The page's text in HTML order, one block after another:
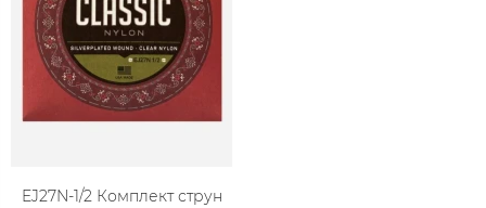
EJ27N-1/2 Комплект струн